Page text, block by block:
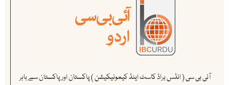
آئی بی سی ( انڈس براڈ کاسٹ اینڈ کیمونیکیشن ) پاکستان اور پاکستان سے باہر